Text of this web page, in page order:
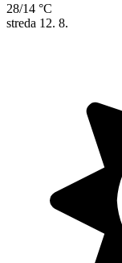
28/14 °C
streda 12. 8.